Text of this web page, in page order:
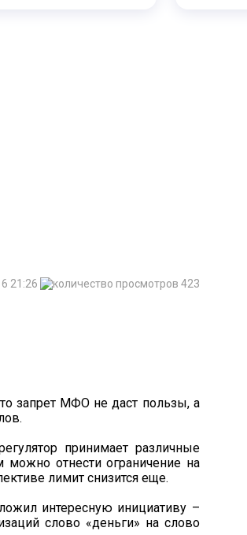
423
21:26
запрет МФО не даст пользы, а
принимает различные
отнести ограничение на
лимит снизится еще.
интересную инициативу –
слово «деньги» на слово